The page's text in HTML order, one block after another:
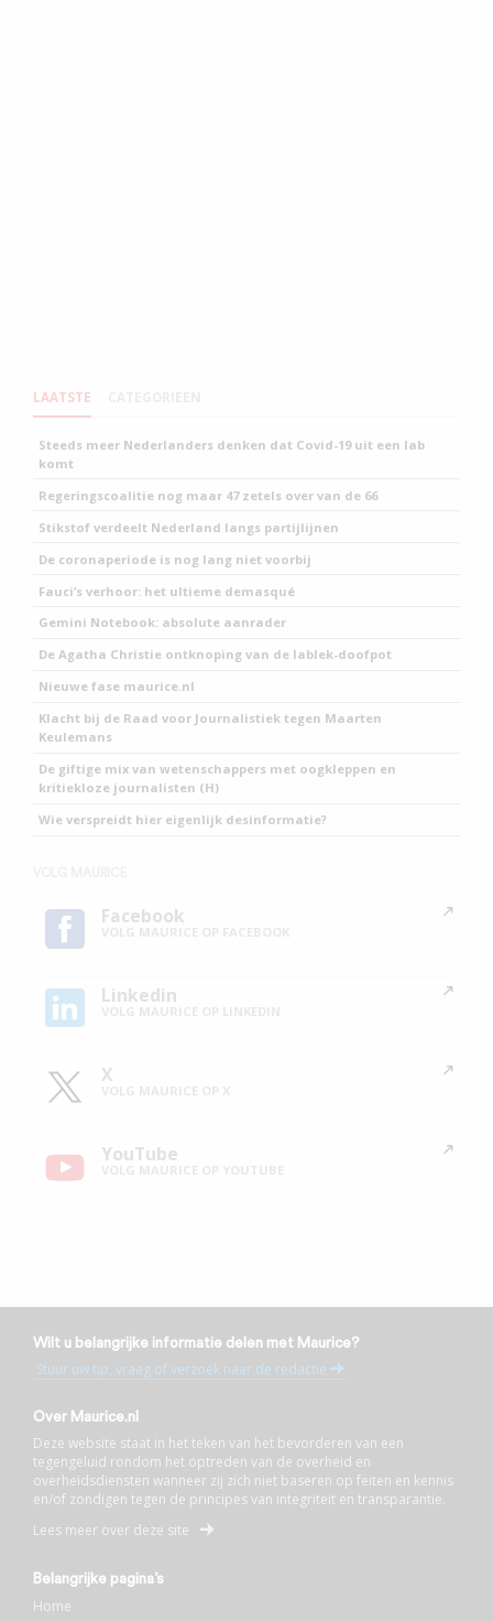
LAATSTE
Steeds meer Nederlanders denken dat Covid-19 uit een lab
komt
Regeringscoalitie nog maar 47 zetels over van de 66
Stikstof verdeelt Nederland langs partijlijnen
De coronaperiode is nog lang niet voorbij
Fauci’s verhoor: het ultieme demasqué
Gemini Notebook: absolute aanrader
De Agatha Christie ontknoping van de lablek-doofpot
Nieuwe fase maurice.nl
Klacht bij de Raad voor Journalistiek tegen Maarten
Keulemans
De giftige mix van wetenschappers met oogkleppen en
kritiekloze journalisten (H)
Wie verspreidt hier eigenlijk desinformatie?
Facebook
Linkedin
X
YouTube
Wilt u belangrijke informatie delen met Maurice?
Stuur uw tip, vraag of verzoek naar de redactie
Over Maurice.nl
Deze website staat in het teken van het bevorderen van een
tegengeluid rondom het optreden van de overheid en
overheidsdiensten wanneer zij zich niet baseren op feiten en kennis
en/of zondigen tegen de principes van integriteit en transparantie.
Lees meer over deze site
Belangrijke pagina’s
Home